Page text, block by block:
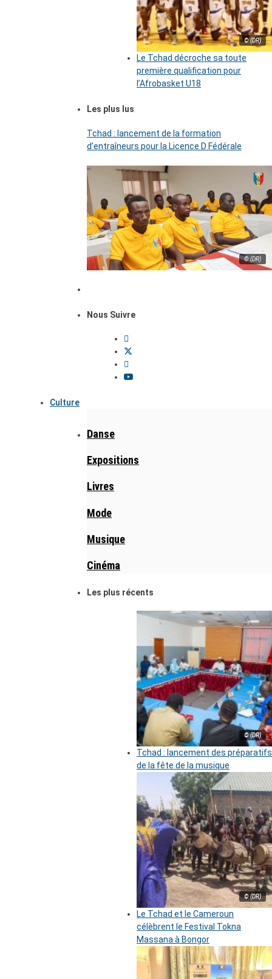
© (DR)
Le Tchad décroche sa toute
première qualification pour
l’Afrobasket U18
Les plus lus
Tchad : lancement de la formation
d’entraîneurs pour la Licence D Fédérale
© (DR)
Nous Suivre
Culture
Danse
Expositions
Livres
Mode
Musique
Cinéma
Les plus récents
© (DR)
Tchad : lancement des préparatifs
de la fête de la musique
© (DR)
Le Tchad et le Cameroun
célèbrent le Festival Tokna
Massana à Bongor